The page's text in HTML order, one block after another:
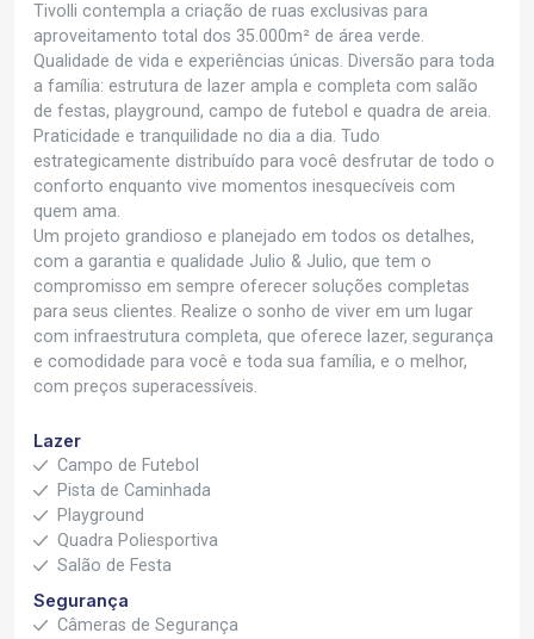
Tivolli contempla a criação de ruas exclusivas para
aproveitamento total dos 35.000m² de área verde.
Qualidade de vida e experiências únicas. Diversão para toda
a família: estrutura de lazer ampla e completa com salão
de festas, playground, campo de futebol e quadra de areia.
Praticidade e tranquilidade no dia a dia. Tudo
estrategicamente distribuído para você desfrutar de todo o
conforto enquanto vive momentos inesquecíveis com
quem ama.
Um projeto grandioso e planejado em todos os detalhes,
com a garantia e qualidade Julio & Julio, que tem o
compromisso em sempre oferecer soluções completas
para seus clientes. Realize o sonho de viver em um lugar
com infraestrutura completa, que oferece lazer, segurança
e comodidade para você e toda sua família, e o melhor,
com preços superacessíveis.
Lazer
Campo de Futebol
Pista de Caminhada
Playground
Quadra Poliesportiva
Salão de Festa
Segurança
Câmeras de Segurança